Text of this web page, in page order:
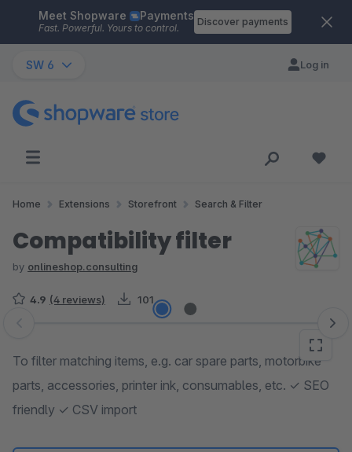
Skip to main content
Meet Shopware Payments
Fast. Powerful. Yours to control.
Discover payments
SW 6 Log in
Home Extensions Storefront Search & Filter
Compatibility filter
by onlineshop.consulting
4.9 (4 reviews) 101
Skip image gallery
To filter matching items, e.g. car spare parts, motorbike
parts, accessories, printer ink, consumables, etc. ✓ SEO
friendly ✓ CSV import